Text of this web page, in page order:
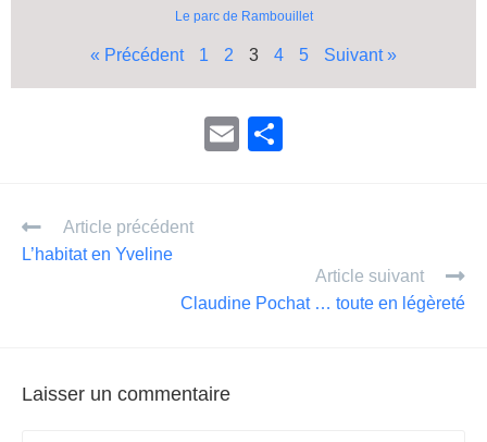
Le parc de Rambouillet
« Précédent 1 2 3 4 5 Suivant »
E
er
Article précédent
L’habitat en Yveline
Article suivant
Claudine Pochat … toute en légèreté
Laisser un commentaire